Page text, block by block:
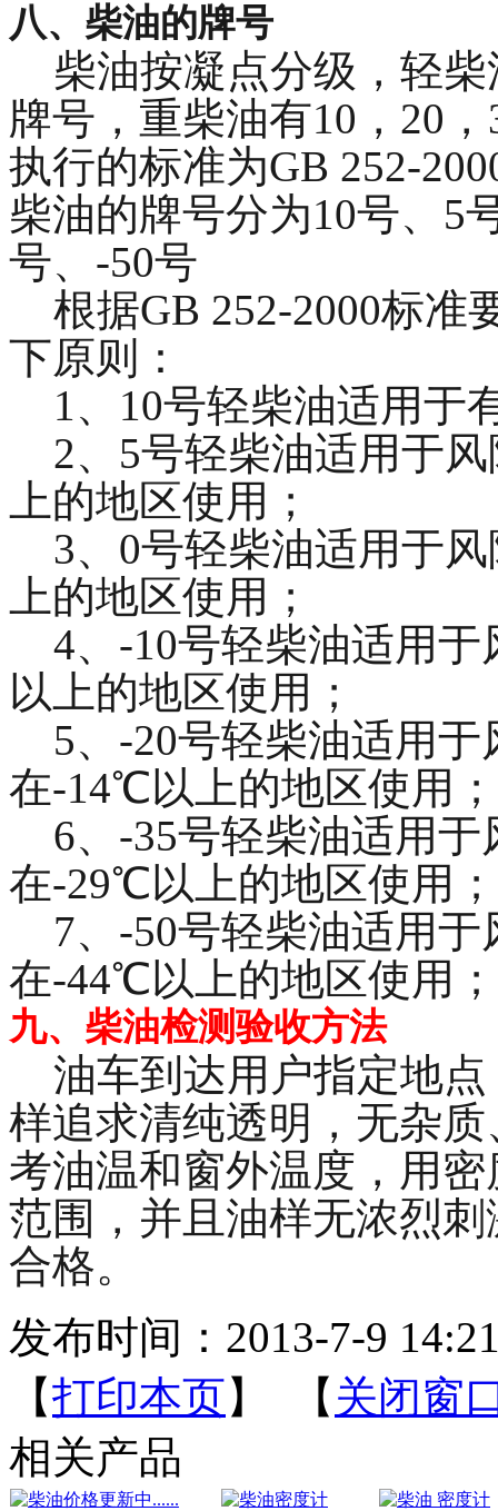
八、柴油的牌号
柴油按凝点分级，轻柴
牌号，重柴油有10，20
执行的标准为GB 252-
柴油的牌号分为10号、5
号、-50号
根据GB 252-2000标准
下原则：
1、10号轻柴油适用于
2、5号轻柴油适用于
上的地区使用；
3、0号轻柴油适用于
上的地区使用；
4、-10号轻柴油适用于
以上的地区使用；
5、-20号轻柴油适用于
在-14℃以上的地区使用
6、-35号轻柴油适用于
在-29℃以上的地区使用
7、-50号轻柴油适用于
在-44℃以上的地区使用；
九、柴油检测验收方法
油车到达用户指定地点
样追求清纯透明，无杂
考油温和窗外温度，用
范围，并且油样无浓烈
合格。
发布时间：2013-7-9
【打印本页】 【 关闭窗
相关产品